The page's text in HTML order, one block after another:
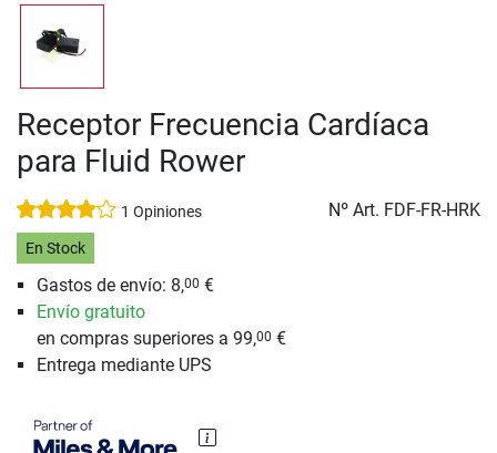
Receptor Frecuencia Cardíaca
para Fluid Rower
1 Opiniones Nº Art. FDF-FR-HRK
En Stock
Gastos de envío: 8,00 €
Envío gratuito
en compras superiores a 99,00 €
Entrega mediante UPS